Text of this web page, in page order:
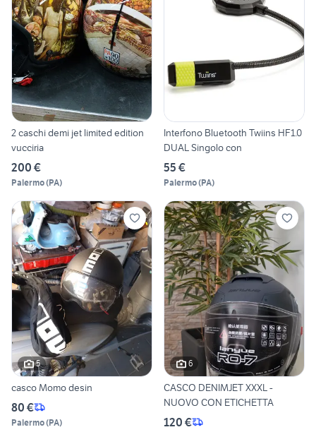
2 caschi demi jet limited edition
vucciria
200 €
Palermo(PA)
Interfono Bluetooth Twiins HF1.0
DUAL Singolo con
55 €
Palermo(PA)
5
casco Momo desin
80 €
Palermo(PA)
6
CASCO DENIMJET XXXL -
NUOVO CON ETICHETTA
120 €